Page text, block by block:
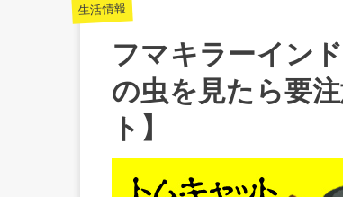
生活情報
フマキラーイン
の虫を見たら要
ト】